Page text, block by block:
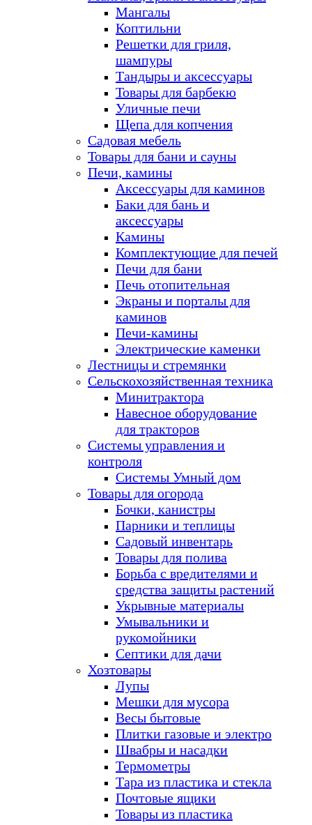
Мангалы
Коптильни
Решетки для гриля,
шампуры
Тандыры и аксессуары
Товары для барбекю
Уличные печи
Щепа для копчения
Садовая мебель
Товары для бани и сауны
Печи, камины
Аксессуары для каминов
Баки для бань и
аксессуары
Камины
Комплектующие для печей
Печи для бани
Печь отопительная
Экраны и порталы для
каминов
Печи-камины
Электрические каменки
Лестницы и стремянки
Сельскохозяйственная техника
Минитрактора
Навесное оборудование
для тракторов
Системы управления и
контроля
Системы Умный дом
Товары для огорода
Бочки, канистры
Парники и теплицы
Садовый инвентарь
Товары для полива
Борьба с вредителями и
средства защиты растений
Укрывные материалы
Умывальники и
рукомойники
Септики для дачи
Хозтовары
Лупы
Мешки для мусора
Весы бытовые
Плитки газовые и электро
Швабры и насадки
Термометры
Тара из пластика и стекла
Почтовые ящики
Товары из пластика